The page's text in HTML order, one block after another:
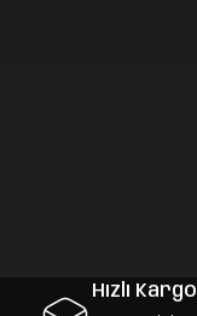
Hızlı Kargo